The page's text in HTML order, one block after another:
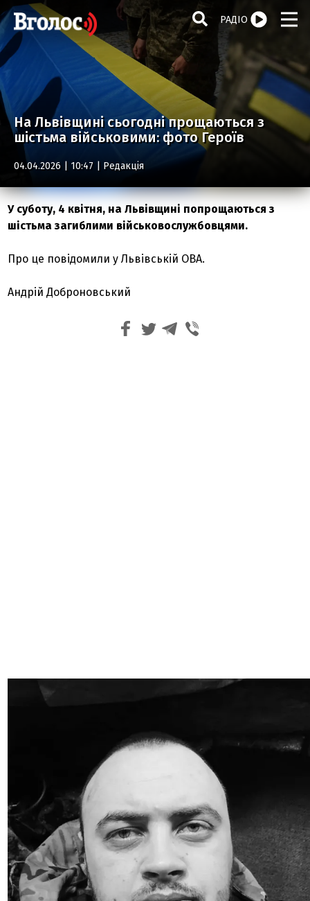
РАДІО
На Львівщині сьогодні прощаються з
шістьма військовими: фото Героїв
04.04.2026 | 10:47 | Редакція
У суботу, 4 квітня, на Львівщині попрощаються з
шістьма загиблими військовослужбовцями.
Про це повідомили у Львівській ОВА.
Андрій Доброновський